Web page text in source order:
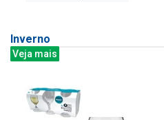
Inverno
Veja mais